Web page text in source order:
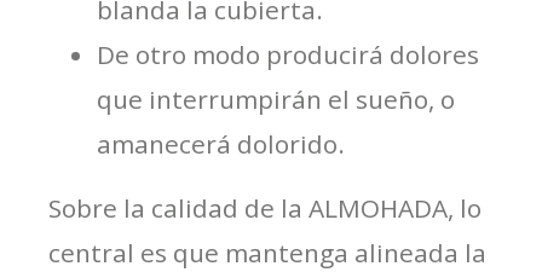
blanda la cubierta.
De otro modo producirá dolores
que interrumpirán el sueño, o
amanecerá dolorido.
Sobre la calidad de la ALMOHADA, lo
central es que mantenga alineada la